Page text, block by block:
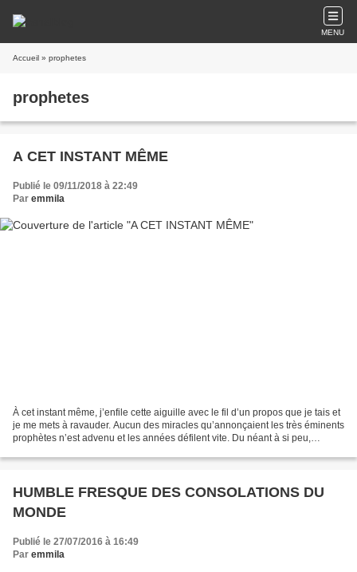
MENU
Accueil » prophetes
prophetes
A CET INSTANT MÊME
Publié le 09/11/2018 à 22:49
Par emmila
À cet instant même, j’enfile cette aiguille avec le fil d’un propos que je tais et
je me mets à ravauder. Aucun des miracles qu’annonçaient les très éminents
prophètes n’est advenu et les années défilent vite. Du néant à si peu,
HUMBLE FRESQUE DES CONSOLATIONS DU
MONDE
Publié le 27/07/2016 à 16:49
Par emmila